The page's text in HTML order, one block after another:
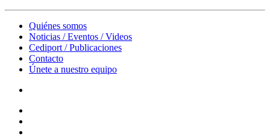
Quiénes somos
Noticias / Eventos / Videos
Cediport / Publicaciones
Contacto
Únete a nuestro equipo